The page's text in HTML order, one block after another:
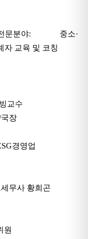
중소·
자 교육 및 코칭
교수
장
경영업
무사 황희곤
원